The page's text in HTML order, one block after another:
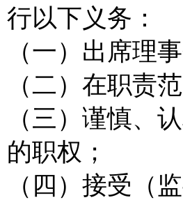
行以下义务：
（一）出席理
（二）在职责
（三）谨慎、
的职权；
（四）接受（